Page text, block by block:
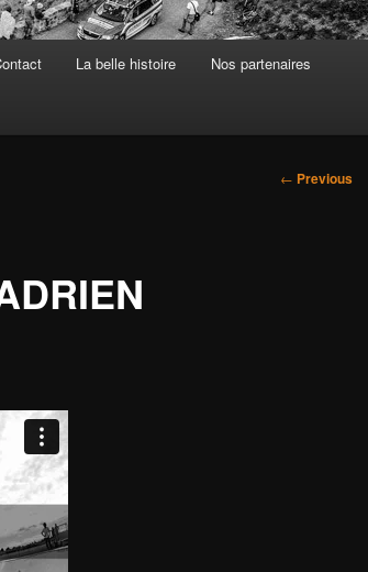
La belle histoire Nos partenaires
Post
← Previous